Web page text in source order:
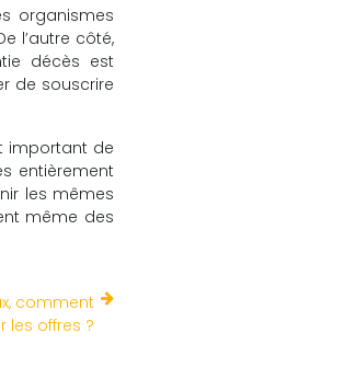
organismes
l’autre côté,
décès est
de souscrire
important de
entièrement
les mêmes
même des
comment
les offres ?